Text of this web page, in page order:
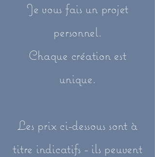
Je vous fais un projet
personnel.
Chaque création est
unique.
Les prix ci-dessous sont à
titre indicatifs - ils peuvent